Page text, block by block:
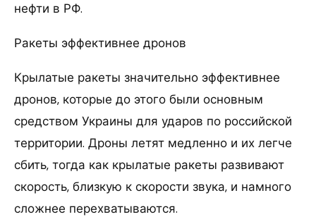
нефти в РФ.
Ракеты эффективнее дронов
Крылатые ракеты значительно эффективнее
дронов, которые до этого были основным
средством Украины для ударов по российской
территории. Дроны летят медленно и их легче
сбить, тогда как крылатые ракеты развивают
скорость, близкую к скорости звука, и намного
сложнее перехватываются.